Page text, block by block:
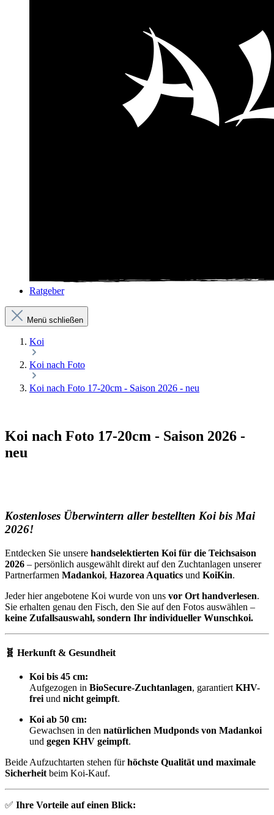
Ratgeber
Menü schließen
Koi
Koi nach Foto
Koi nach Foto 17-20cm - Saison 2026 - neu
Koi nach Foto 17-20cm - Saison 2026 -
neu
Kostenloses Überwintern aller bestellten Koi bis Mai
2026!
Entdecken Sie unsere handselektierten Koi für die Teichsaison
2026 – persönlich ausgewählt direkt auf den Zuchtanlagen unserer
Partnerfarmen Madankoi, Hazorea Aquatics und KoiKin.
Jeder hier angebotene Koi wurde von uns vor Ort handverlesen.
Sie erhalten genau den Fisch, den Sie auf den Fotos auswählen –
keine Zufallsauswahl, sondern Ihr individueller Wunschkoi.
🧬 Herkunft & Gesundheit
Koi bis 45 cm:
Aufgezogen in BioSecure-Zuchtanlagen, garantiert KHV-
frei und nicht geimpft.
Koi ab 50 cm:
Gewachsen in den natürlichen Mudponds von Madankoi
und gegen KHV geimpft.
Beide Aufzuchtarten stehen fürhöchste Qualität und maximale
Sicherheit beim Koi-Kauf.
✅ Ihre Vorteile auf einen Blick: